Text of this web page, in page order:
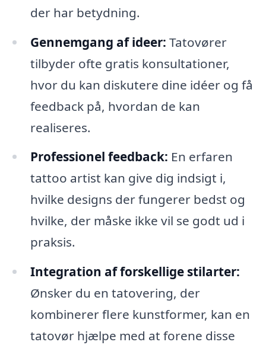
der har betydning.
Gennemgang af ideer: Tatovører
tilbyder ofte gratis konsultationer,
hvor du kan diskutere dine idéer og få
feedback på, hvordan de kan
realiseres.
Professionel feedback: En erfaren
tattoo artist kan give dig indsigt i,
hvilke designs der fungerer bedst og
hvilke, der måske ikke vil se godt ud i
praksis.
Integration af forskellige stilarter:
Ønsker du en tatovering, der
kombinerer flere kunstformer, kan en
tatovør hjælpe med at forene disse